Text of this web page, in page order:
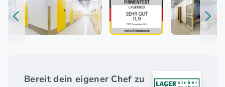
Bereit dein eigener Chef zu